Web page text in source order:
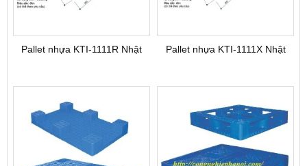
Pallet nhựa KTI-1111R Nhật Pallet nhựa KTI-1111X Nhật